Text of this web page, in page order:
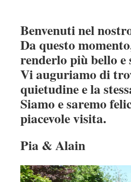
Benvenuti nel
Da questo
renderlo più bello e
Vi auguriamo di
quietudine e la
Siamo e saremo
piacevole visita.
Pia & Alain